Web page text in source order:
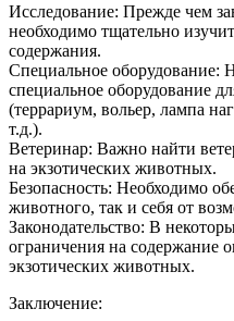
Исследование: Прежде чем
необходимо тщательно
содержания.
Специальное оборудование:
специальное оборудование
(террариум, вольер, лампа
т.д.).
Ветеринар: Важно найти
на экзотических животных.
Безопасность: Необходимо
животного, так и себя от
Законодательство: В
ограничения на содержание
экзотических животных.
Заключение: